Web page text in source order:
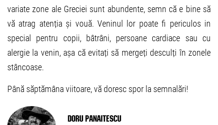
variate zone ale Greciei sunt abundente, semn că e bine să
vă atrag atenția și vouă. Veninul lor poate fi periculos in
special pentru copii, bâtrâni, persoane cardiace sau cu
alergie la venin, așa că evitați să mergeți desculți în zonele
stâncoase.
Până săptămâna viitoare, vă doresc spor la semnalări!
Doru Panaitescu